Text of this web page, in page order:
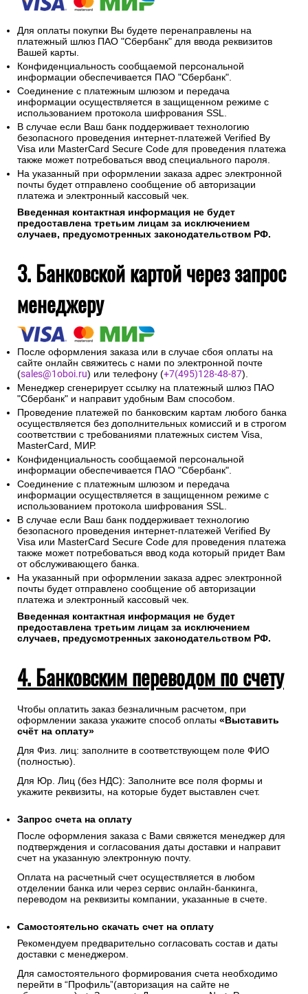
Для оплаты покупки Вы будете перенаправлены на
платежный шлюз ПАО "Сбербанк" для ввода реквизитов
Вашей карты.
Конфиденциальность сообщаемой персональной
информации обеспечивается ПАО "Сбербанк".
Соединение с платежным шлюзом и передача
информации осуществляется в защищенном режиме с
использованием протокола шифрования SSL.
В случае если Ваш банк поддерживает технологию
безопасного проведения интернет-платежей Verified By
Visa или MasterCard Secure Code для проведения платежа
также может потребоваться ввод специального пароля.
На указанный при оформлении заказа адрес электронной
почты будет отправлено сообщение об авторизации
платежа и электронный кассовый чек.
Введенная контактная информация не будет
предоставлена третьим лицам за исключением
случаев, предусмотренных законодательством РФ.
3. Банковской картой через запрос
менеджеру
После оформления заказа или в случае сбоя оплаты на
сайте онлайн свяжитесь с нами по электронной почте
(sales@1oboi.ru) или телефону (+7(495)128-48-87).
Менеджер сгенерирует ссылку на платежный шлюз ПАО
"Сбербанк" и направит удобным Вам способом.
Проведение платежей по банковским картам любого банка
осуществляется без дополнительных комиссий и в строгом
соответствии с требованиями платежных систем Visa,
MasterCard, МИР.
Конфиденциальность сообщаемой персональной
информации обеспечивается ПАО "Сбербанк".
Соединение с платежным шлюзом и передача
информации осуществляется в защищенном режиме с
использованием протокола шифрования SSL.
В случае если Ваш банк поддерживает технологию
безопасного проведения интернет-платежей Verified By
Visa или MasterCard Secure Code для проведения платежа
также может потребоваться ввод кода который придет Вам
от обслуживающего банка.
На указанный при оформлении заказа адрес электронной
почты будет отправлено сообщение об авторизации
платежа и электронный кассовый чек.
Введенная контактная информация не будет
предоставлена третьим лицам за исключением
случаев, предусмотренных законодательством РФ.
4. Банковским переводом по счету
Чтобы оплатить заказ безналичным расчетом, при
оформлении заказа укажите способ оплаты «Выставить
счёт на оплату»
Для Физ. лиц: заполните в соответствующем поле ФИО
(полностью).
Для Юр. Лиц (без НДС): Заполните все поля формы и
укажите реквизиты, на которые будет выставлен счет.
Запрос счета на оплату
После оформления заказа с Вами свяжется менеджер для
подтверждения и согласования даты доставки и направит
счет на указанную электронную почту.
Оплата на расчетный счет осуществляется в любом
отделении банка или через сервис онлайн-банкинга,
переводом на реквизиты компании, указанные в счете.
Самостоятельно скачать счет на оплату
Рекомендуем предварительно согласовать состав и даты
доставки с менеджером.
Для самостоятельного формирования счета необходимо
перейти в “Профиль”(авторизация на сайте не